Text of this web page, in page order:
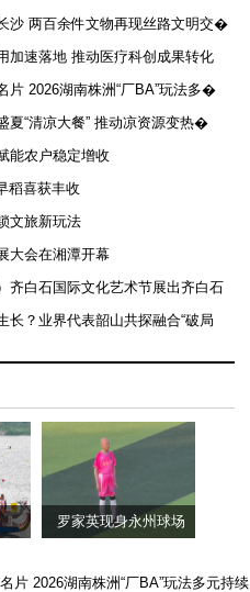
沙 两百余件文物再现丝路文明交�
加速落地 推动医疗科创成果转化
片 2026湖南株洲“厂BA”玩法多�
夏“清凉大餐” 推动凉资源变热�
能农户稳定增收
稻喜获丰收
文旅新玩法
大会在湘潭开幕
齐白石国际文化艺术节展出齐白石
长？业界代表韶山共探融合“破局
罗家英现身永州球场
片 2026湖南株洲“厂BA”玩法多元持续